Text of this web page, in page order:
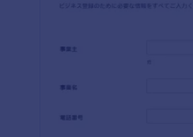
monday.com、Googleドラ
ます。無料の従業員向けデ
ができるので、面倒な書類